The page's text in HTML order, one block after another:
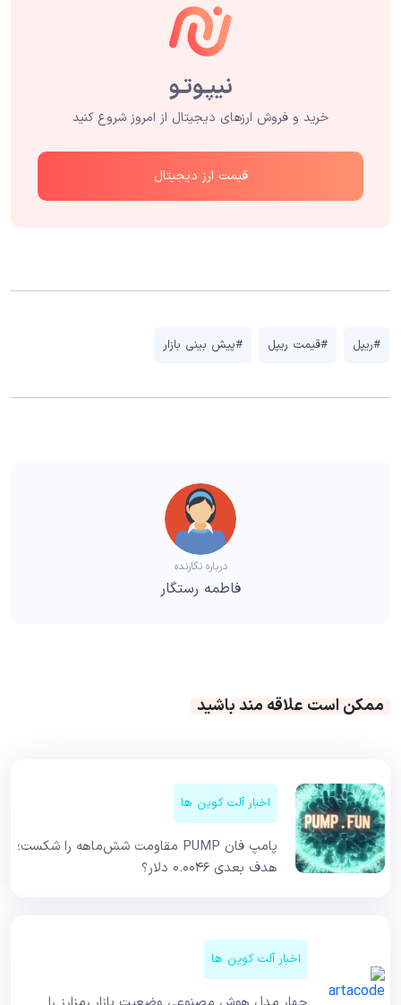
خرید و فروش ارزهای دیجیتال از امروز شروع کنید
قیمت ارز دیجیتال
#ریپل #قیمت ریپل #پیش بینی بازار
درباره نگارنده
فاطمه رستگار
ممکن است علاقه مند باشید
اخبار آلت کوین ها
پامپ فان PUMP مقاومت شش‌ماهه را شکست؛
هدف بعدی ۰.۰۰۴۶ دلار؟
اخبار آلت کوین ها